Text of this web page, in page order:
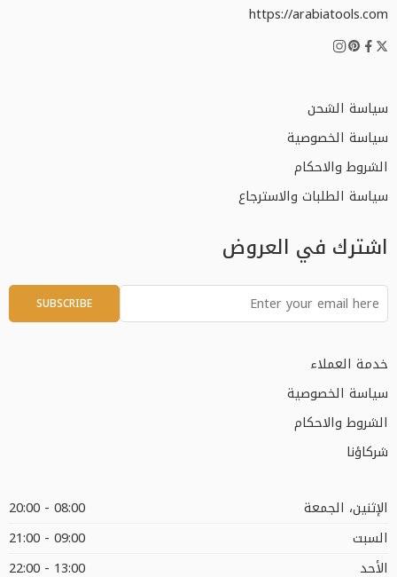
https://arabiatools.com
سياسة الشحن
سياسة الخصوصية
الشروط والاحكام
سياسة الطلبات والاسترجاع
اشترك في العروض
خدمة العملاء
سياسة الخصوصية
الشروط والاحكام
شركاؤنا
الإثنين، الجمعة
08:00 - 20:00
السبت
09:00 - 21:00
الأحد
13:00 - 22:00